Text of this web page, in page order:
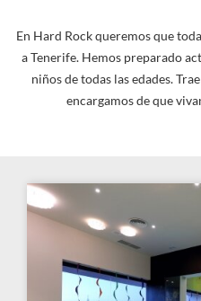
En Hard Rock queremos que
a Tenerife. Hemos preparado
niños de todas las edades.
encargamos de que